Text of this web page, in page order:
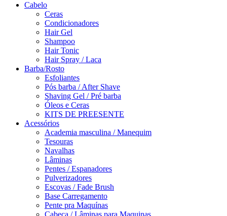
Cabelo
Ceras
Condicionadores
Hair Gel
Shampoo
Hair Tonic
Hair Spray / Laca
Barba/Rosto
Esfoliantes
Pós barba / After Shave
Shaving Gel / Pré barba
Óleos e Ceras
KITS DE PREESENTE
Acessórios
Academia masculina / Manequim
Tesouras
Navalhas
Lâminas
Pentes / Espanadores
Pulverizadores
Escovas / Fade Brush
Base Carregamento
Pente pra Maquínas
Cabeça / Lâminas para Maquinas